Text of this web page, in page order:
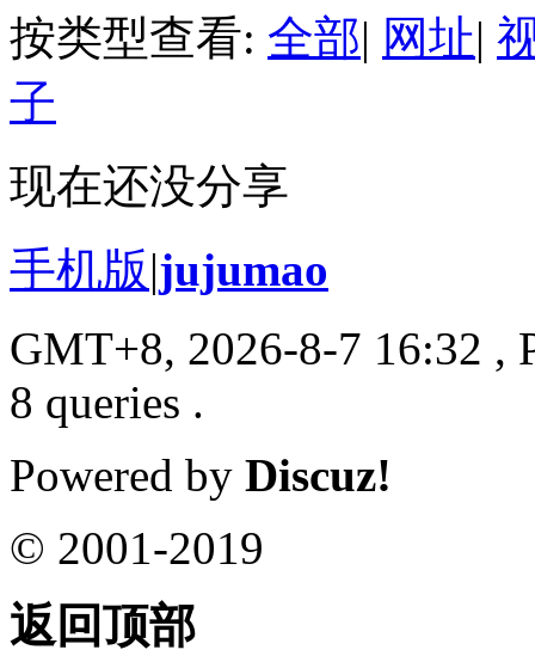
按类型查看: 全部| 网址|
子
现在还没分享
手机版|jujumao
GMT+8, 2026-8-7 16:32 ,
8 queries .
Powered by Discuz!
© 2001-2019
返回顶部